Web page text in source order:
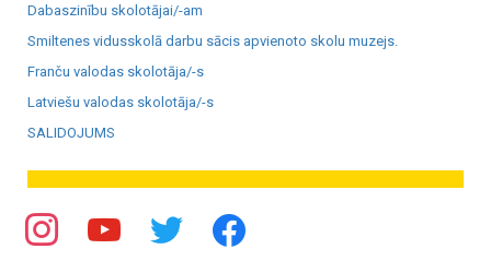
Dabaszinību skolotājai/-am
Smiltenes vidusskolā darbu sācis apvienoto skolu muzejs.
Franču valodas skolotāja/-s
Latviešu valodas skolotāja/-s
SALIDOJUMS